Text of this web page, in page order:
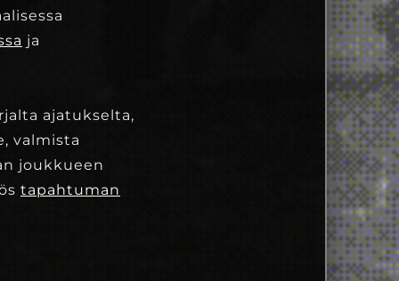
ja
ajatukselta,
valmista
joukkueen
tapahtuman